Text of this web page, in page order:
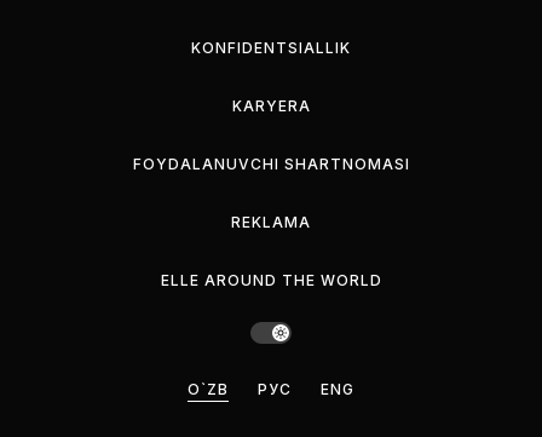
KONFIDENTSIALLIK
KARYERA
FOYDALANUVCHI SHARTNOMASI
REKLAMA
ELLE AROUND THE WORLD
O`ZB РУС ENG